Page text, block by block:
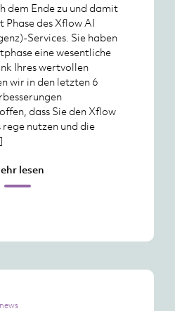
dem Ende zu und damit
Phase des Xflow AI
Services. Sie haben
eine wesentliche
Ihres wertvollen
wir in den letzten 6
dass Sie den Xflow
nutzen und die
lesen